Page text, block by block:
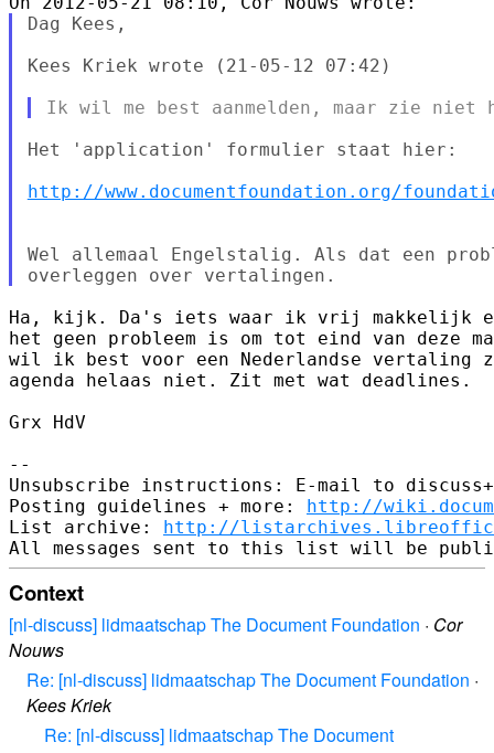
Dag Kees,
Kees Kriek wrote (21-05-12 07:42)
Het 'application' formulier staat hier:
http://www.documentfoundation.org/
Wel allemaal Engelstalig. Als dat een
Ha, kijk. Da's iets waar ik vrij makkelijk
het geen probleem is om tot eind van deze
wil ik best voor een Nederlandse vertaling
agenda helaas niet. Zit met wat deadlines.
Grx HdV
--
Unsubscribe instructions: E-mail to
Posting guidelines + more: http://
List archive: http://
Context
[nl-discuss] lidmaatschap The Document Foundation · Cor
Nouws
Re: [nl-discuss] lidmaatschap The Document Foundation ·
Kees Kriek
Re: [nl-discuss] lidmaatschap The Document